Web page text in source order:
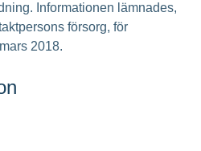
Informationen lämnades,
försorg, för
2018.